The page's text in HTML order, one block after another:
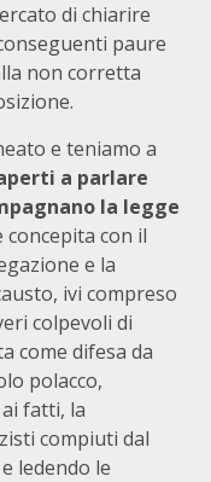
di chiarire
paure
non corretta
e teniamo a
a parlare
la legge
concepita con il
e la
ivi compreso
colpevoli di
come difesa da
polacco,
fatti, la
compiuti dal
ledendo le